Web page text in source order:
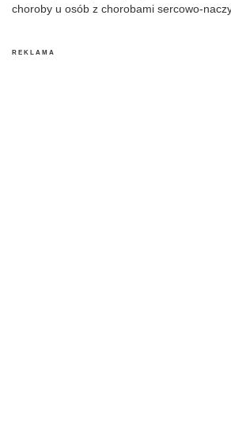
choroby u osób z chorobami sercowo-
R E K L A M A